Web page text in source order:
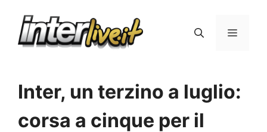
Menu
Inter, un terzino a luglio:
corsa a cinque per il